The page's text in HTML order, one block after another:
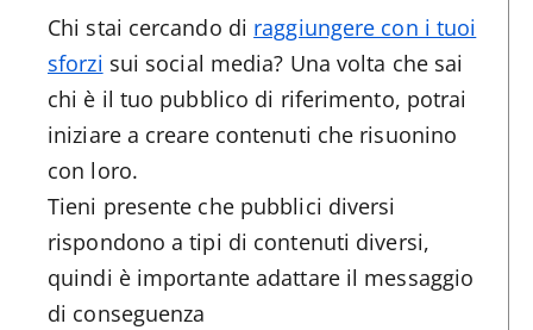
Chi stai cercando di raggiungere con i tuoi
sforzi sui social media? Una volta che sai
chi è il tuo pubblico di riferimento, potrai
iniziare a creare contenuti che risuonino
con loro.
Tieni presente che pubblici diversi
rispondono a tipi di contenuti diversi,
quindi è importante adattare il messaggio
di conseguenza